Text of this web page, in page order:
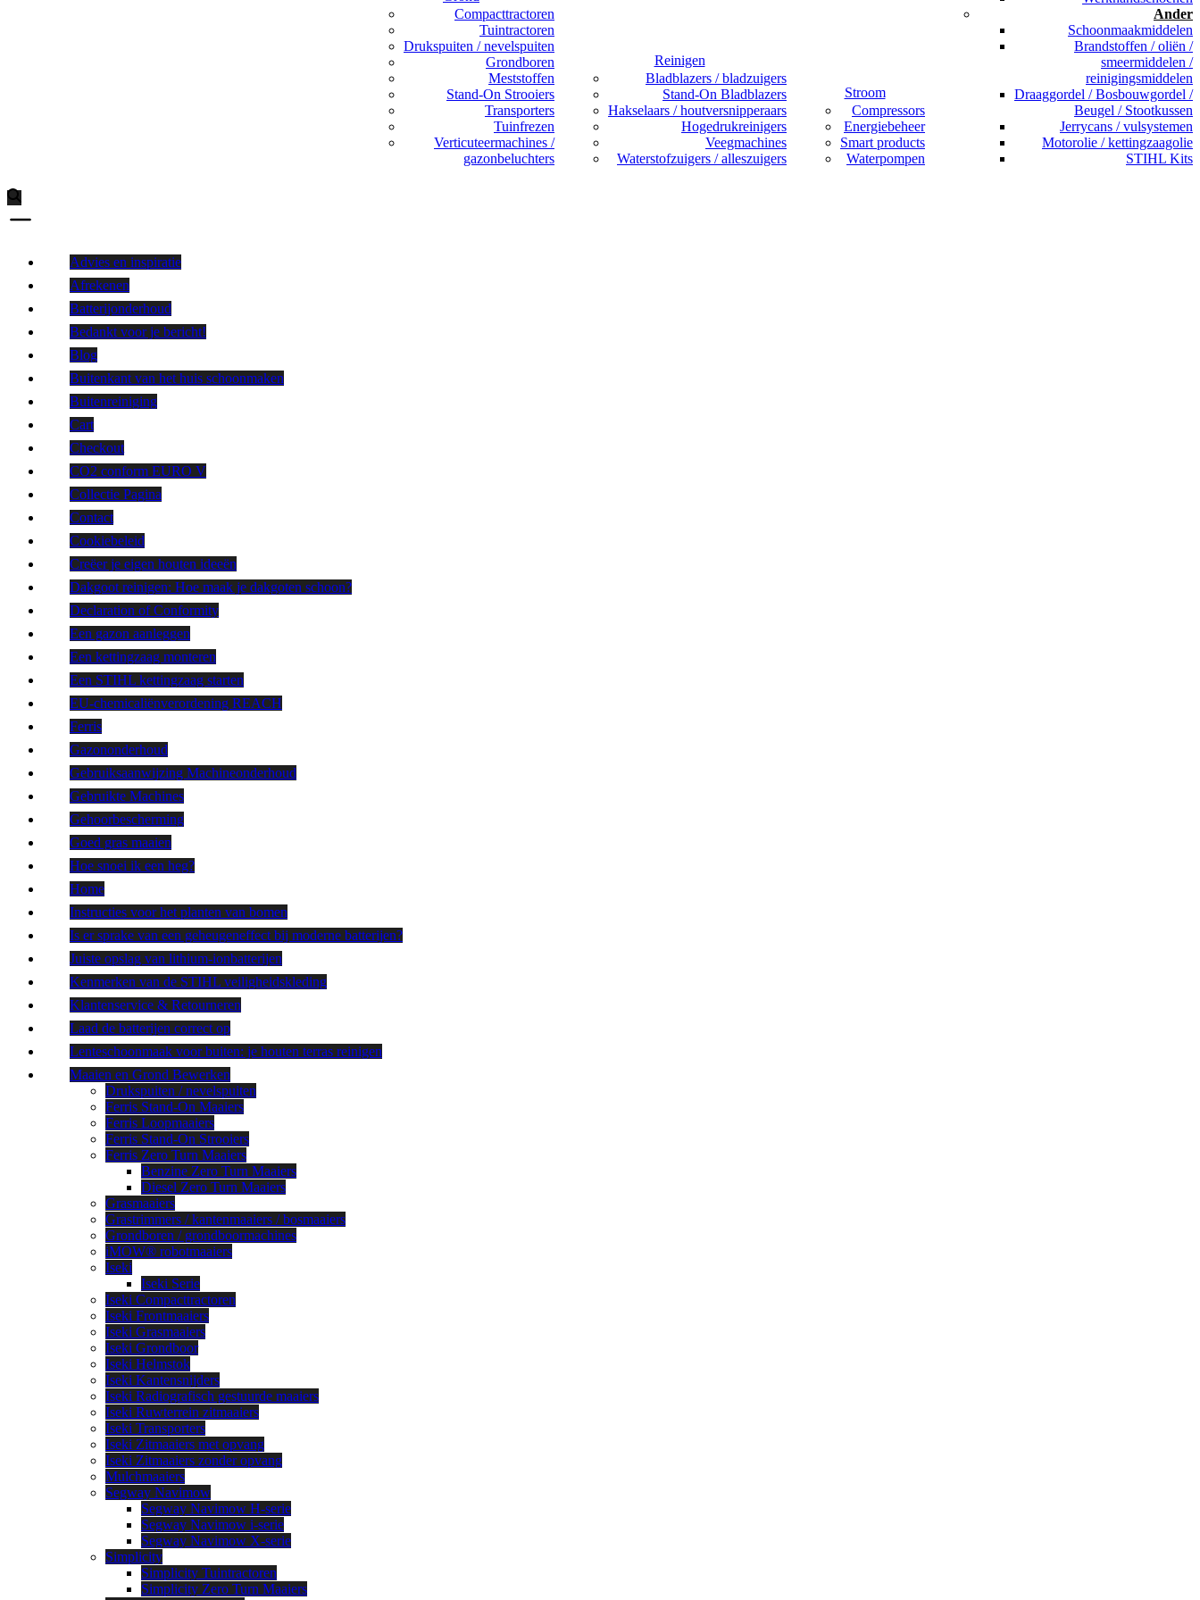
Compacttractoren
Tuintractoren
Drukspuiten / nevelspuiten
Grondboren
Meststoffen
Stand-On Strooiers
Transporters
Tuinfrezen
Verticuteermachines /
gazonbeluchters
Reinigen
Bladblazers / bladzuigers
Stand-On Bladblazers
Hakselaars / houtversnipperaars
Hogedrukreinigers
Veegmachines
Waterstofzuigers / alleszuigers
Stroom
Compressors
Energiebeheer
Smart products
Waterpompen
Ander
Schoonmaakmiddelen
Brandstoffen / oliën /
smeermiddelen /
reinigingsmiddelen
Draaggordel / Bosbouwgordel /
Beugel / Stootkussen
Jerrycans / vulsystemen
Motorolie / kettingzaagolie
STIHL Kits
Advies en inspiratie
Afrekenen
Batterijonderhoud
Bedankt voor je bericht!
Blog
Buitenkant van het huis schoonmaken
Buitenreiniging
Cart
Checkout
CO2 conform EURO V
Collectie Pagina
Contact
Cookiebeleid
Creëer je eigen houten ideeën
Dakgoot reinigen: Hoe maak je dakgoten schoon?
Declaration of Conformity
Een gazon aanleggen
Een kettingzaag monteren
Een STIHL kettingzaag starten
EU-chemicaliënverordening REACH
Ferris
Gazononderhoud
Gebruiksaanwijzing Machineonderhoud
Gebruikte Machines
Gehoorbescherming
Goed gras maaien
Hoe snoei ik een heg?
Home
Instructies voor het planten van bomen
Is er sprake van een geheugeneffect bij moderne batterijen?
Juiste opslag van lithium-ionbatterijen
Kenmerken van de STIHL veiligheidskleding
Klantenservice & Retourneren
Laad de batterijen correct op
Lenteschoonmaak voor buiten: je houten terras reinigen
Maaien en Grond Bewerken
Drukspuiten / nevelspuiten
Ferris Stand-On Maaiers
Ferris Loopmaaiers
Ferris Stand-On Strooiers
Ferris Zero Turn Maaiers
Benzine Zero Turn Maaiers
Diesel Zero Turn Maaiers
Grasmaaiers
Grastrimmers / kantenmaaiers / bosmaaiers
Grondboren / grondboormachines
iMOW® robotmaaiers
Iseki
Iseki Serie
Iseki Compacttractoren
Iseki Frontmaaiers
Iseki Grasmaaiers
Iseki Grondboor
Iseki Helmstok
Iseki Kantensnijders
Iseki Radiografisch gestuurde maaiers
Iseki Ruwterrein zitmaaiers
Iseki Transporters
Iseki Zitmaaiers met opvang
Iseki Zitmaaiers zonder opvang
Mulchmaaiers
Segway Navimow
Segway Navimow H-serie
Segway Navimow i-serie
Segway Navimow X-serie
Simplicity
Simplicity Tuintractoren
Simplicity Zero Turn Maaiers